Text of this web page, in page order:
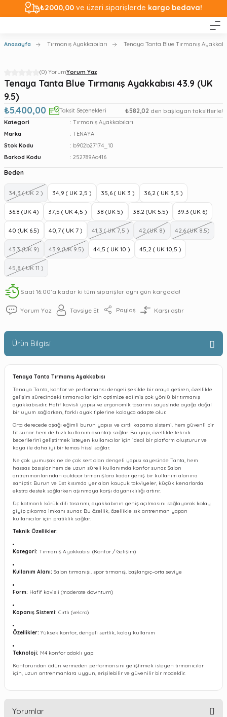
₺2000,00 ve üzeri siparişlerde kargo bedava!
Anasayfa Tırmanış Ayakkabıları Tenaya Tanta Blue Tırmanış
(0) YorumYorum Yaz
Tenaya Tanta Blue Tırmanış Ayakkabısı 43.9 (UK
9.5)
₺5.400,00
Taksit Seçenekleri ₺582,02 den başlayan taksitlerle!
Kategori
Tırmanış Ayakkabıları
Marka
TENAYA
Stok Kodu
b902b27174_10
Barkod Kodu
252789Ao416
Beden
34,3 ( UK 2 ) 34,9 ( UK 2,5 ) 35,6 ( UK 3 ) 36,2 ( UK 3,5 )
36.8 (UK 4) 37,5 ( UK 4,5 ) 38 (UK 5) 38.2 (UK 5.5) 39.3 (UK 6)
40 (UK 6.5) 40,7 ( UK 7 ) 41,3 ( UK 7,5 ) 42 (UK 8) 42.6 (UK 8.5)
43.3 (UK 9) 43.9 (UK 9.5) 44,5 ( UK 10 ) 45,2 ( UK 10,5 )
45,8 ( UK 11 )
Saat 16:00’a kadar ki tüm siparişler aynı gün kargoda!
Yorum Yaz Tavsiye Et Paylaş Karşılaştır
Ürün Bilgisi
Tenaya Tanta Tırmanış Ayakkabısı
Tenaya Tanta, konfor ve performansı dengeli şekilde bir araya getiren, özellikle
gelişim sürecindeki tırmanıcılar için optimize edilmiş çok yönlü bir tırmanış
ayakkabısıdır. Hafif kavisli yapısı ve ergonomik tasarımı sayesinde ayağa doğal
bir uyum sağlarken, farklı ayak tiplerine kolayca adapte olur.
Orta derecede aşağı eğimli burun yapısı ve cırtlı kapama sistemi, hem güvenli bir
fit sunar hem de hızlı kullanım avantajı sağlar. Bu yapı, özellikle teknik
becerilerini geliştirmek isteyen kullanıcılar için ideal bir platform oluşturur ve
kaya ile daha iyi bir temas hissi sağlar.
Ne çok yumuşak ne de çok sert olan dengeli yapısı sayesinde Tanta, hem
hassas basışlar hem de uzun süreli kullanımda konfor sunar. Salon
antrenmanlarından outdoor tırmanışlara kadar geniş bir kullanım alanına
sahiptir. Burun ve üst kısımda yer alan kauçuk takviyeler, küçük kenarlarda
ekstra destek sağlarken aşınmaya karşı dayanıklılığı artırır.
Üç katmanlı körük dili tasarımı, ayakkabının geniş açılmasını sağlayarak kolay
giyip çıkarma imkanı sunar. Bu özellik, özellikle sık antrenman yapan
kullanıcılar için pratiklik sağlar.
Teknik Özellikler:
Kategori: Tırmanış Ayakkabısı (Konfor / Gelişim)
Kullanım Alanı: Salon tırmanışı, spor tırmanış, başlangıç–orta seviye
Form: Hafif kavisli (moderate downturn)
Kapanış Sistemi: Cırtlı (velcro)
Özellikler: Yüksek konfor, dengeli sertlik, kolay kullanım
Teknoloji: M4 konfor odaklı yapı
Konforundan ödün vermeden performansını geliştirmek isteyen tırmanıcılar
için, uzun antrenmanlara uygun, erişilebilir ve güvenilir bir modeldir.
Yorumlar